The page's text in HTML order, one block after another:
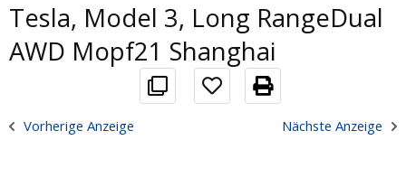
Tesla, Model 3, Long RangeDual
AWD Mopf21 Shanghai
Vorherige Anzeige Nächste Anzeige